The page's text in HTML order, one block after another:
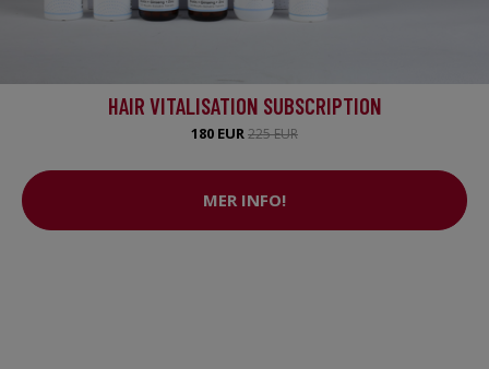
HAIR VITALISATION SUBSCRIPTION
180 EUR225 EUR
MER INFO!